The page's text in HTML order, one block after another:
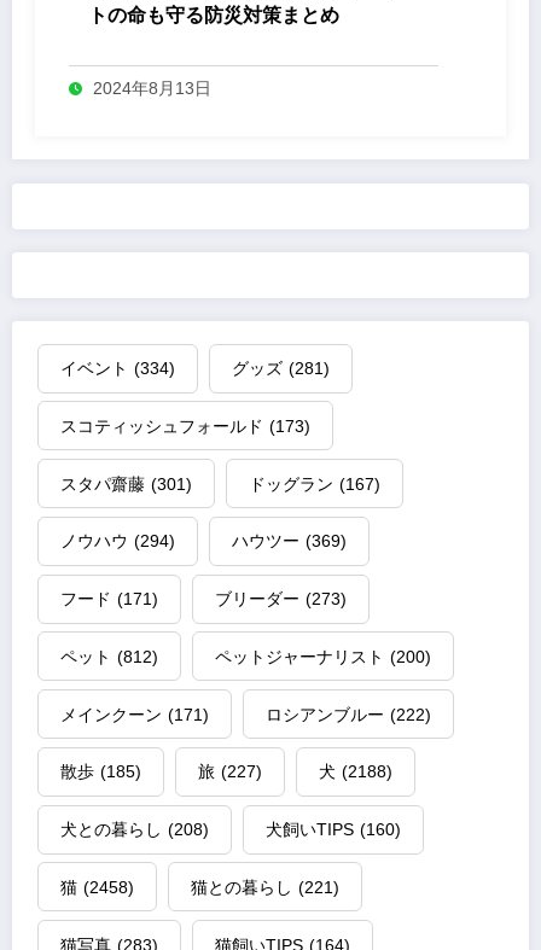
トの命も守る防災対策まとめ
2024年8月13日
イベント (334) グッズ (281)
スコティッシュフォールド (173)
スタパ齋藤 (301) ドッグラン (167)
ノウハウ (294) ハウツー (369)
フード (171) ブリーダー (273)
ペット (812) ペットジャーナリスト (200)
メインクーン (171) ロシアンブルー (222)
散歩 (185) 旅 (227) 犬 (2188)
犬との暮らし (208) 犬飼いTIPS (160)
猫 (2458) 猫との暮らし (221)
猫写真 (283) 猫飼いTIPS (164)